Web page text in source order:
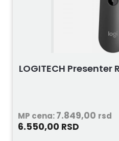
LOGITECH Presenter
MP cena:7.849,00 rsd
6.550,00 RSD